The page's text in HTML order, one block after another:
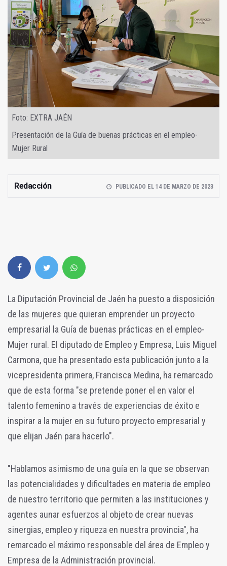
Foto: EXTRA JAÉN
Presentación de la Guía de buenas prácticas en el empleo-
Mujer Rural
Redacción PUBLICADO EL 14 DE MARZO DE 2023
La Diputación Provincial de Jaén ha puesto a disposición
de las mujeres que quieran emprender un proyecto
empresarial la Guía de buenas prácticas en el empleo-
Mujer rural. El diputado de Empleo y Empresa, Luis Miguel
Carmona, que ha presentado esta publicación junto a la
vicepresidenta primera, Francisca Medina, ha remarcado
que de esta forma "se pretende poner el en valor el
talento femenino a través de experiencias de éxito e
inspirar a la mujer en su futuro proyecto empresarial y
que elijan Jaén para hacerlo".
"Hablamos asimismo de una guía en la que se observan
las potencialidades y dificultades en materia de empleo
de nuestro territorio que permiten a las instituciones y
agentes aunar esfuerzos al objeto de crear nuevas
sinergias, empleo y riqueza en nuestra provincia", ha
remarcado el máximo responsable del área de Empleo y
Empresa de la Administración provincial.